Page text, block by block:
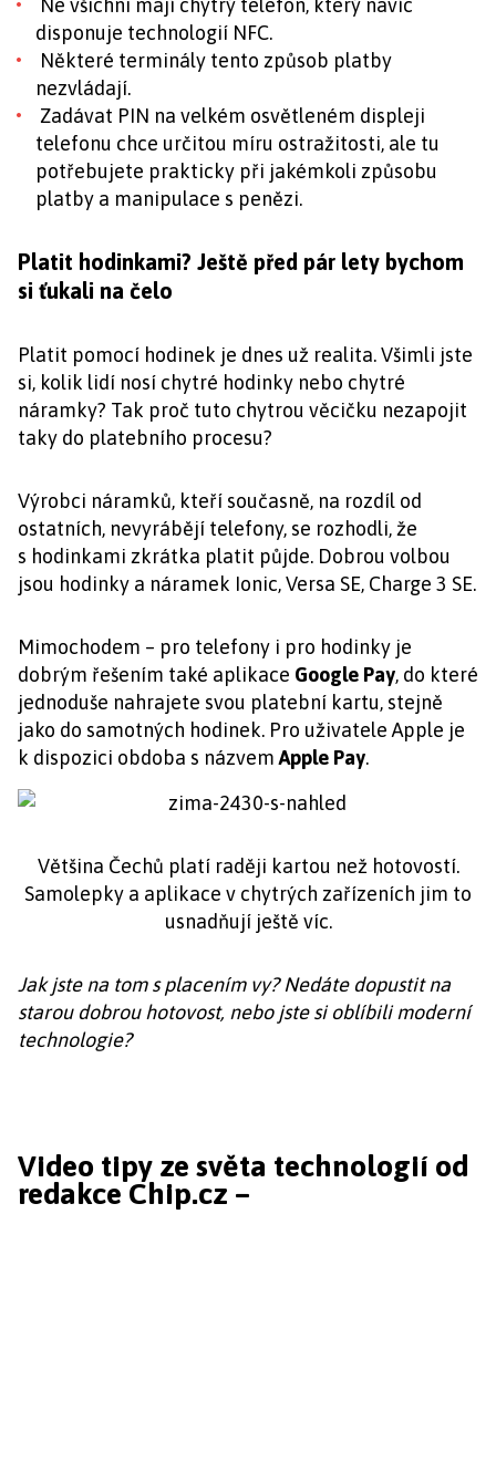
Ne všichni mají chytrý telefon, který navíc
disponuje technologií NFC.
Některé terminály tento způsob platby
nezvládají.
Zadávat PIN na velkém osvětleném displeji
telefonu chce určitou míru ostražitosti, ale tu
potřebujete prakticky při jakémkoli způsobu
platby a manipulace s penězi.
Platit hodinkami? Ještě před pár lety bychom
si ťukali na čelo
Platit pomocí hodinek je dnes už realita. Všimli jste
si, kolik lidí nosí chytré hodinky nebo chytré
náramky? Tak proč tuto chytrou věcičku nezapojit
taky do platebního procesu?
Výrobci náramků, kteří současně, na rozdíl od
ostatních, nevyrábějí telefony, se rozhodli, že
s hodinkami zkrátka platit půjde. Dobrou volbou
jsou hodinky a náramek Ionic, Versa SE, Charge 3 SE.
Mimochodem – pro telefony i pro hodinky je
dobrým řešením také aplikace Google Pay, do které
jednoduše nahrajete svou platební kartu, stejně
jako do samotných hodinek. Pro uživatele Apple je
k dispozici obdoba s názvemApple Pay.
Většina Čechů platí raději kartou než hotovostí.
Samolepky a aplikace v chytrých zařízeních jim to
usnadňují ještě víc.
Jak jste na tom s placením vy? Nedáte dopustit na
starou dobrou hotovost, nebo jste si oblíbili moderní
technologie?
Video tipy ze světa technologií od
redakce Chip.cz –